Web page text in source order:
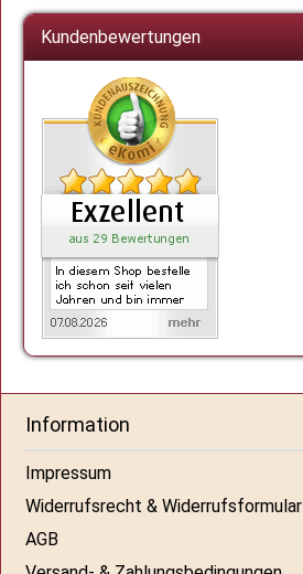
Kundenbewertungen
Information
Impressum
Widerrufsrecht & Widerrufsformular
AGB